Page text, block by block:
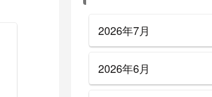
2026年7月
2026年6月